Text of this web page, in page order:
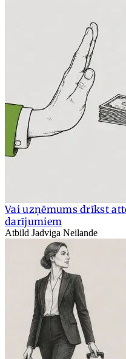
Vai uzņēmums drīkst
darījumiem
Atbild Jadviga Neilande